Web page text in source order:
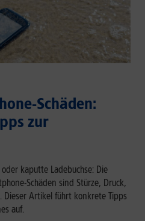
Schäden:
zur
kaputte Ladebuchse: Die
Schäden sind Stürze, Druck,
Dieser Artikel führt konkrete Tipps
auf.